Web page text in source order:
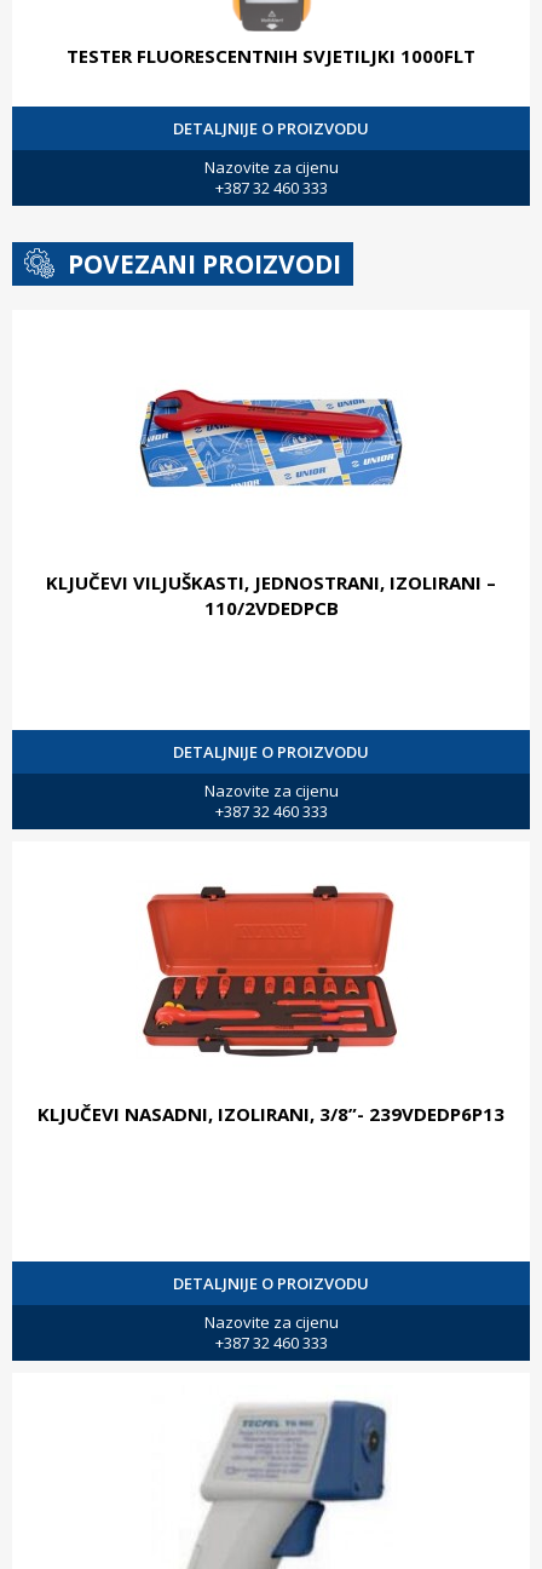
TESTER FLUORESCENTNIH SVJETILJKI 1000FLT
DETALJNIJE O PROIZVODU
Nazovite za cijenu
+387 32 460 333
POVEZANI PROIZVODI
KLJUČEVI VILJUŠKASTI, JEDNOSTRANI, IZOLIRANI –
110/2VDEDPCB
DETALJNIJE O PROIZVODU
Nazovite za cijenu
+387 32 460 333
KLJUČEVI NASADNI, IZOLIRANI, 3/8”- 239VDEDP6P13
DETALJNIJE O PROIZVODU
Nazovite za cijenu
+387 32 460 333